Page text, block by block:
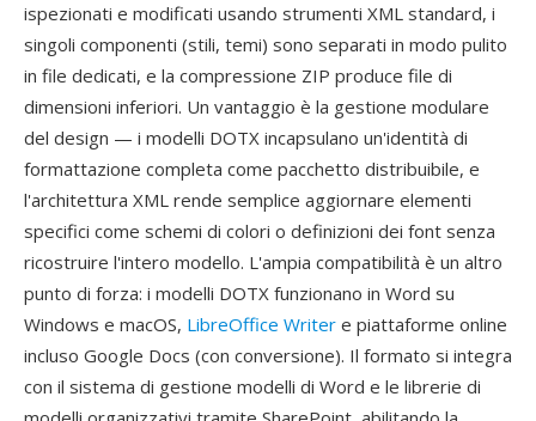
ispezionati e modificati usando strumenti XML standard, i
singoli componenti (stili, temi) sono separati in modo pulito
in file dedicati, e la compressione ZIP produce file di
dimensioni inferiori. Un vantaggio è la gestione modulare
del design — i modelli DOTX incapsulano un'identità di
formattazione completa come pacchetto distribuibile, e
l'architettura XML rende semplice aggiornare elementi
specifici come schemi di colori o definizioni dei font senza
ricostruire l'intero modello. L'ampia compatibilità è un altro
punto di forza: i modelli DOTX funzionano in Word su
Windows e macOS, LibreOffice Writer e piattaforme online
incluso Google Docs (con conversione). Il formato si integra
con il sistema di gestione modelli di Word e le librerie di